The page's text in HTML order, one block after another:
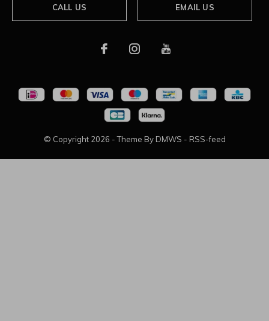
CALL US EMAIL US
© Copyright 2026 - Theme By DMWS - RSS-feed